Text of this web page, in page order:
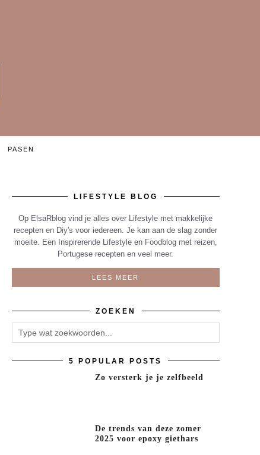
PASEN
LIFESTYLE BLOG
Op ElsaRblog vind je alles over Lifestyle met makkelijke
recepten en Diy's voor iedereen. Je kan aan de slag zonder
moeite. Een Inspirerende Lifestyle en Foodblog met reizen,
Portugese recepten en veel meer.
LEES MEER
ZOEKEN
5 POPULAR POSTS
Zo versterk je je zelfbeeld
De trends van deze zomer
2025 voor epoxy giethars